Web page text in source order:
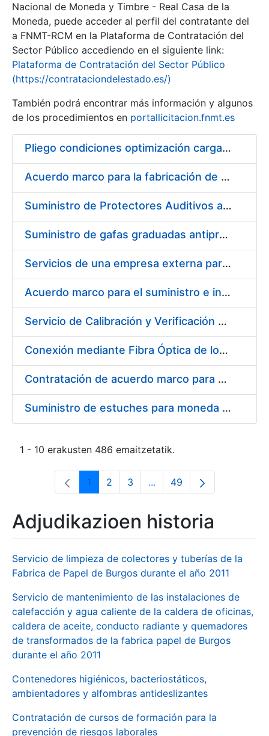
Erakutsi/Ezkutatu
Erakutsi/Ezkutatu
Nacional de Moneda y Timbre - Real Casa de la
Moneda, puede acceder al perfil del contratante del
a FNMT-RCM en la Plataforma de Contratación del
Sector Público accediendo en el siguiente link:
Plataforma de Contratación del Sector Público
(https://contrataciondelestado.es/)
También podrá encontrar más información y algunos
de los procedimientos en portallicitacion.fnmt.es
Pliego condiciones optimización cargas compras firmado
Acuerdo marco para la fabricación de piezas
Suministro de Protectores Auditivos a medida para las personas trabajadoras de los Centros de Trabajo de Madrid y Burgos
Suministro de gafas graduadas antiproyecciones para los trabajadores de la FNMT-RCM en los centros de trabajo de Madrid y Burgos
Servicios de una empresa externa para el asesoramiento y resolución de los recursos de alzada que se presentan relacionados con procesos de selección para la FNMT-RCM
Acuerdo marco para el suministro e instalación de persianas, estores y otros complementos
Servicio de Calibración y Verificación Externa de los Equipos de Medición del Servicio de Prevención de la FNMT-RCM
Conexión mediante Fibra Óptica de los Centros de Proceso de Datos (CPDs) de las sedes de la FNMT-RCM de Burgos y Madrid
Contratación de acuerdo marco para el Suministro de Material de Electricidad para la Fábrica Nacional de Moneda y Timbre-Real Casa de la Moneda en su centro de trabajo de Burgos
Suministro de estuches para moneda de 30 €
1 - 10 erakusten 486 emaitzetatik.
Orrialdea
1 Orrialdea
2 Orrialdea
3 ...Intermediate Pages Use
Orrialdea
49
Adjudikazioen historia
Servicio de limpieza de colectores y tuberías de la
Fabrica de Papel de Burgos durante el año 2011
Servicio de mantenimiento de las instalaciones de
calefacción y agua caliente de la caldera de oficinas,
caldera de aceite, conducto radiante y quemadores
de transformados de la fabrica papel de Burgos
durante el año 2011
Contenedores higiénicos, bacteriostáticos,
ambientadores y alfombras antideslizantes
Contratación de cursos de formación para la
prevención de riesgos laborales